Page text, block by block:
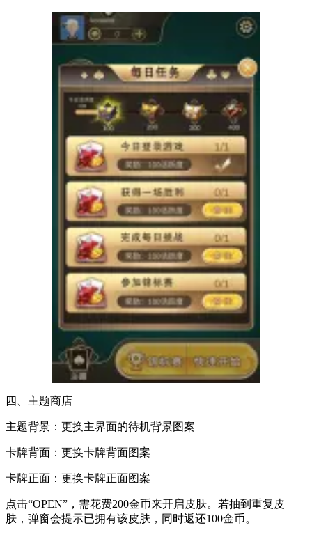
四、主题商店
主题背景：更换主界面的待机背景图案
卡牌背面：更换卡牌背面图案
卡牌正面：更换卡牌正面图案
点击“OPEN”，需花费200金币来开启皮肤。若抽到重复皮
肤，弹窗会提示已拥有该皮肤，同时返还100金币。